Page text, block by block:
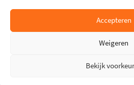
Accepteren
Weigeren
Bekijk